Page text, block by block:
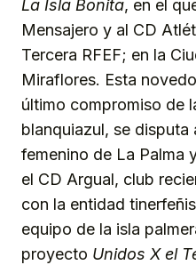
La Isla Bonita, en el
Mensajero y al CD
Tercera RFEF; en la
Miraflores. Esta
último compromiso de
blanquiazul, se
femenino de La Palma
el CD Argual, club
con la entidad
equipo de la isla
proyecto Unidos X el